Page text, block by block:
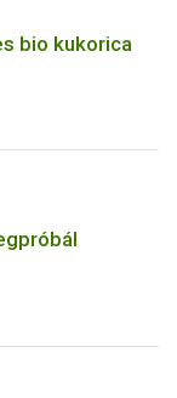
bio kukorica